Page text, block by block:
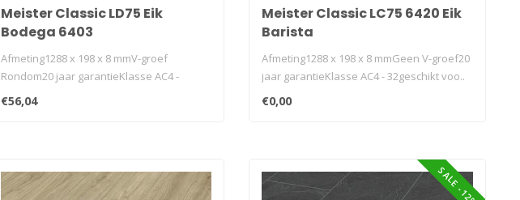
Meister Classic LD75 Eik
Bodega 6403
Afmeting1288 x 198 x 8 mmV-groef
Rondom20 jaar garantieKlasse AC4 -
32geschikt v..
€56,04
Meister Classic LC75 6420 Eik
Barista
Afmeting1288 x 198 x 8 mmGeen V-groef20
jaar garantieKlasse AC4 - 32geschikt voo..
€0,00
SALE -12%